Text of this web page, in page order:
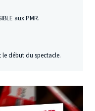
aux PMR.
début du spectacle.